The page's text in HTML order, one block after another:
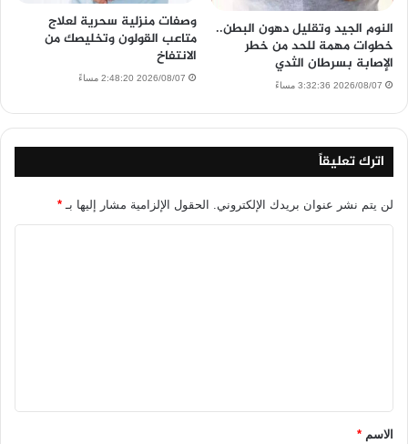
النوم الجيد وتقليل دهون البطن..
خطوات مهمة للحد من خطر
الإصابة بسرطان الثدي
2026/08/07 3:32:36 مساءً
وصفات منزلية سحرية لعلاج
متاعب القولون وتخليصك من
الانتفاخ
2026/08/07 2:48:20 مساءً
اترك تعليقاً
لن يتم نشر عنوان بريدك الإلكتروني. الحقول الإلزامية مشار إليها بـ *
*الاسم *